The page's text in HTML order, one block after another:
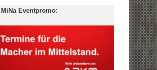
MiNa Eventpromo: